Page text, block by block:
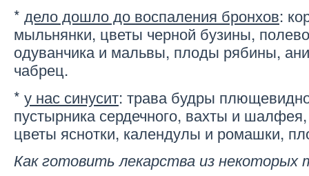
* дело дошло до воспаления бронхов:
мыльнянки, цветы черной бузины,
одуванчика и мальвы, плоды рябины,
чабрец.
* у нас синусит: трава будры
пустырника сердечного, вахты и
цветы яснотки, календулы и ромашки,
Как готовить лекарства из некоторых